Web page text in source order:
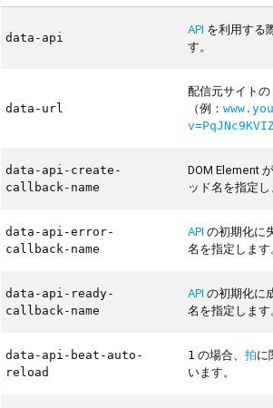
data-api
API を利用する
す。
data-url
配信元サイトの
（例：
data-api-create-
callback-name
DOM Element
ッド名を指定し
data-api-error-
callback-name
API の初期化に
名を指定します
data-api-ready-
callback-name
API の初期化に
名を指定します
data-api-beat-auto-
reload
1 の場合、拍に
います。